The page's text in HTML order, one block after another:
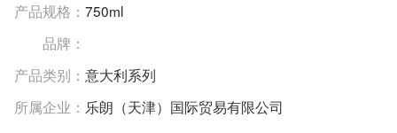
产品规格： 750ml
品牌：
产品类别： 意大利系列
所属企业： 乐朗（天津）国际贸易有限公司